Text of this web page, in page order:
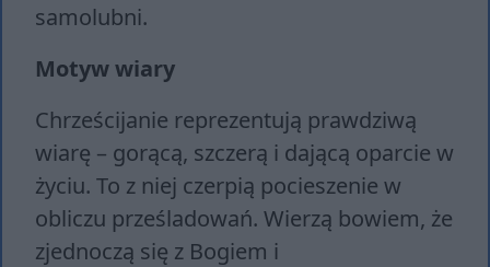
samolubni.
Motyw wiary
Chrześcijanie reprezentują prawdziwą
wiarę – gorącą, szczerą i dającą oparcie w
życiu. To z niej czerpią pocieszenie w
obliczu prześladowań. Wierzą bowiem, że
zjednoczą się z Bogiem i